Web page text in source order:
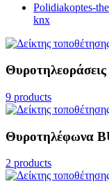
Polidiakoptes-
knx
9 products
Θυροτηλέφωνα
2 products